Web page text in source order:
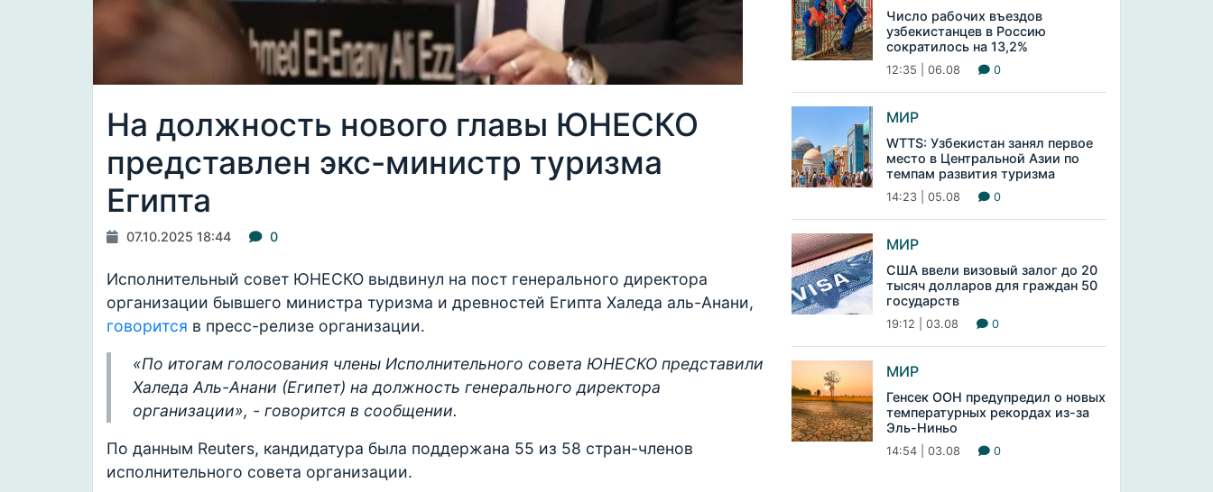
На должность нового главы ЮНЕСКО
представлен экс-министр туризма
Египта
07.10.2025 18:44 0
Исполнительный совет ЮНЕСКО выдвинул на пост генерального директора
организации бывшего министра туризма и древностей Египта Халеда аль-Анани,
говорится в пресс-релизе организации.
«По итогам голосования члены Исполнительного совета ЮНЕСКО представили
Халеда Аль-Анани (Египет) на должность генерального директора
организации», - говорится в сообщении.
По данным Reuters, кандидатура была поддержана 55 из 58 стран-членов
исполнительного совета организации.
Число рабочих въездов
узбекистанцев в Россию
сократилось на 13,2%
12:35 | 06.08 0
МИР
WTTS: Узбекистан занял первое
место в Центральной Азии по
темпам развития туризма
14:23 | 05.08 0
МИР
США ввели визовый залог до 20
тысяч долларов для граждан 50
государств
19:12 | 03.08 0
МИР
Генсек ООН предупредил о новых
температурных рекордах из-за
Эль-Ниньо
14:54 | 03.08 0